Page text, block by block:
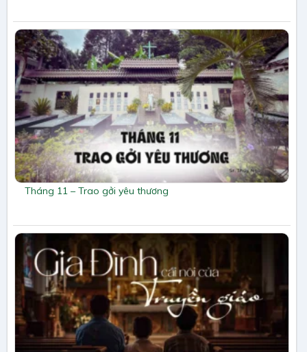
Tháng 11 – Trao gởi yêu thương